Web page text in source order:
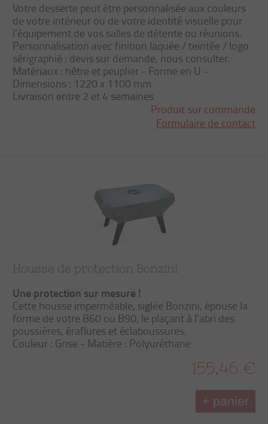
Votre desserte peut être personnalisée aux couleurs
de votre intérieur ou de votre identité visuelle pour
l’équipement de vos salles de détente ou réunions.
Personnalisation avec finition laquée / teintée / logo
sérigraphié : devis sur demande, nous consulter.
Matériaux : hêtre et peuplier - Forme en U -
Dimensions : 1220 x 1100 mm
Livraison entre 2 et 4 semaines
Produit sur commande
Formulaire de contact
Housse de protection Bonzini
Une protection sur mesure !
Cette housse imperméable, siglée Bonzini, épouse la
forme de votre B60 ou B90, le plaçant à l’abri des
poussières, éraflures et éclaboussures.
Couleur : Grise - Matière : Polyuréthane
155,46 €
+ panier